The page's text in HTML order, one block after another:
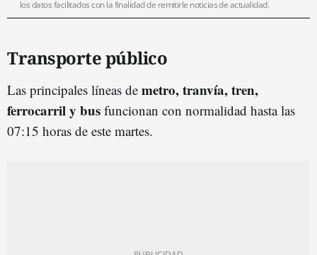
los datos facilitados con la finalidad de remitirle noticias de actualidad.
Transporte público
Las principales líneas de metro, tranvía, tren,
ferrocarril y bus funcionan con normalidad hasta las
07:15 horas de este martes.